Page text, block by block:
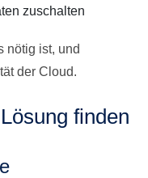
zuschalten
nötig ist, und
der Cloud.
finden